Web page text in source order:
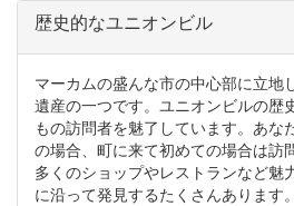
歴史的なユニオンビル
マーカムの盛んな市の中心部に立地
遺産の一つです。ユニオンビルの歴
もの訪問者を魅了しています。あな
の場合、町に来て初めての場合は訪
多くのショップやレストランなど魅
に沿って発見するたくさんあります。